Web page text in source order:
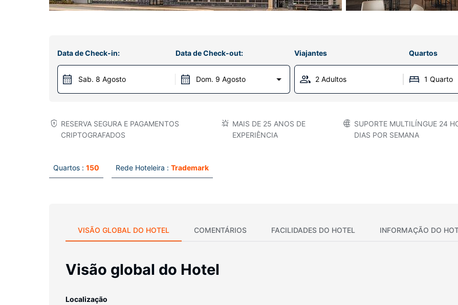
Data de Check-in:
Sab. 8 Agosto
Data de Check-out:
Dom. 9 Agosto
Viajantes Quartos
2 Adultos 1 Quarto
RESERVA SEGURA E PAGAMENTOS
CRIPTOGRAFADOS
MAIS DE 25 ANOS DE
EXPERIÊNCIA
SUPORTE MULTILÍNGUE 24
DIAS POR SEMANA
Quartos : 150 Rede Hoteleira : Trademark
VISÃO GLOBAL DO HOTEL COMENTÁRIOS FACILIDADES DO HOTEL INFORMAÇÃO DO
Visão global do Hotel
Localização